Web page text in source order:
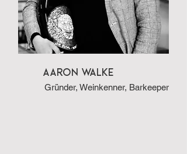
Aaron Walke
Gründer, Weinkenner, Barkeeper